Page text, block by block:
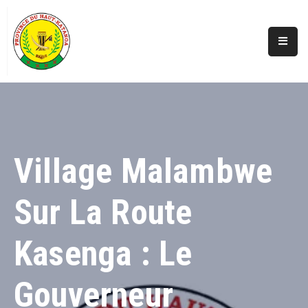
Accueil
Secteurs
Infos
Covid
Perspectives
Galerie
Village Malambwe
Sur La Route
Kasenga : Le
Gouverneur